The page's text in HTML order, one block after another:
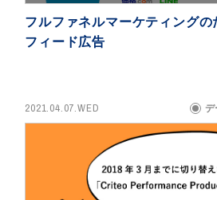
フルファネルマーケティングの
フィード広告
2021.04.07.WED